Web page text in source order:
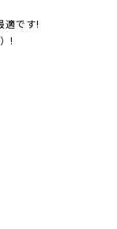
適です!
）!